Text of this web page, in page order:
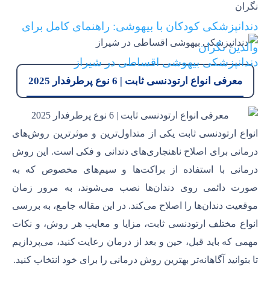
معرفی انواع ارتودنسی ثابت | 6 نوع پرطرفدار 2025
انواع ارتودنسی ثابت یکی از متداول‌ترین و موثرترین روش‌های
درمانی برای اصلاح ناهنجاری‌های دندانی و فکی است. این روش
درمانی با استفاده از براکت‌ها و سیم‌های مخصوص که به
صورت دائمی روی دندان‌ها نصب می‌شوند، به مرور زمان
موقعیت دندان‌ها را اصلاح می‌کند. در این مقاله جامع، به بررسی
انواع مختلف ارتودنسی ثابت، مزایا و معایب هر روش، و نکات
مهمی که باید قبل، حین و بعد از درمان رعایت کنید، می‌پردازیم
تا بتوانید آگاهانه‌تر بهترین روش درمانی را برای خود انتخاب کنید.
دندانپزشکی کودکان با بیهوشی: راهنمای کامل برای
والدین نگران
دندانپزشکی بیهوشی اقساطی در شیراز